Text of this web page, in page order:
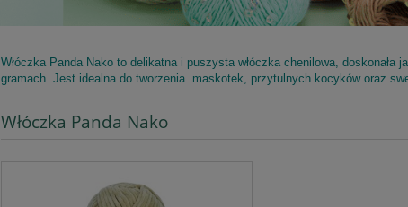
Włóczka Panda Nako to delikatna i puszysta włóczka chenilowa,
gramach. Jest idealna do tworzenia maskotek, przytulnych kocyków oraz
Włóczka Panda Nako